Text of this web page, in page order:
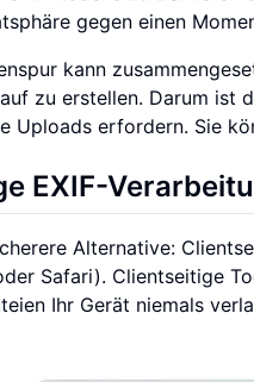
gegen einen
kann
zu erstellen. Darum ist
Uploads erfordern. Sie
EXIF-
Alternative:
Safari). Clientseitige
Ihr Gerät niemals